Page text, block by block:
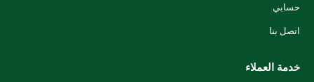
حسابي
اتصل بنا
خدمة العملاء